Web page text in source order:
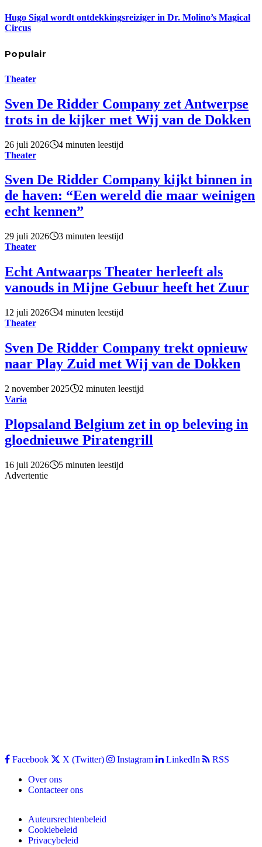
Hugo Sigal wordt ontdekkingsreiziger in Dr. Molino’s Magical
Circus
Populair
Theater
Sven De Ridder Company zet Antwerpse
trots in de kijker met Wij van de Dokken
26 juli 2026
4 minuten leestijd
Theater
Sven De Ridder Company kijkt binnen in
de haven: “Een wereld die maar weinigen
echt kennen”
29 juli 2026
3 minuten leestijd
Theater
Echt Antwaarps Theater herleeft als
vanouds in Mijne Gebuur heeft het Zuur
12 juli 2026
4 minuten leestijd
Theater
Sven De Ridder Company trekt opnieuw
naar Play Zuid met Wij van de Dokken
2 november 2025
2 minuten leestijd
Varia
Plopsaland Belgium zet in op beleving in
gloednieuwe Piratengrill
16 juli 2026
5 minuten leestijd
Advertentie
Facebook X (Twitter) Instagram LinkedIn
RSS
Over ons
Contacteer ons
Auteursrechtenbeleid
Cookiebeleid
Privacybeleid